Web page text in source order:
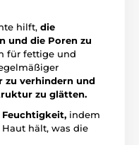
hilft, die
und die Poren zu
für fettige und
zu verhindern und
zu glätten.
indem
hält, was die